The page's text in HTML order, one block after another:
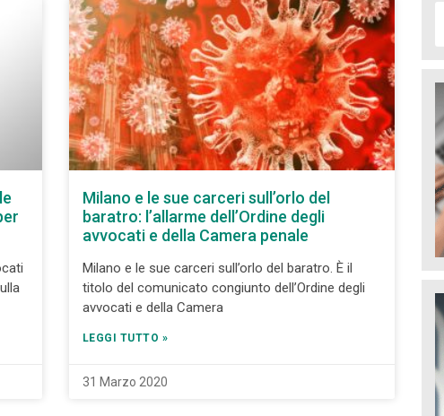
Milano e le sue carceri sull’orlo del
baratro: l’allarme dell’Ordine degli
avvocati e della Camera penale
Milano e le sue carceri sull’orlo del baratro. È il
titolo del comunicato congiunto dell’Ordine degli
avvocati e della Camera
LEGGI TUTTO »
31 Marzo 2020